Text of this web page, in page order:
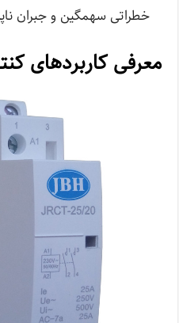
خطراتی سهمگین و جبران
معرفی کاربرد‌های